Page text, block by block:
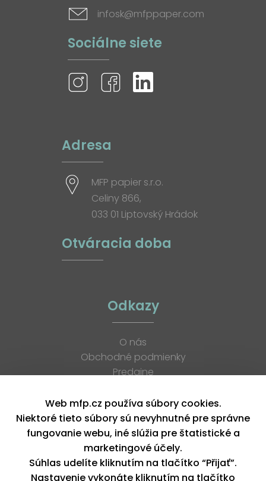
infosk@mfppaper.com
Sociálne siete
Adresa
MFP papier s.r.o.
Celiny 866,
033 01 Liptovský Hrádok
Otváracia doba
Odkazy
O nás
Obchodné podmienky
Predajne
K stiahnutiu
Blog
Kontakt
Kariéra
XML feed
Web mfp.cz používa súbory cookies.
Niektoré tieto súbory sú nevyhnutné pre správne
fungovanie webu, iné slúžia pre štatistické a
marketingové účely.
Súhlas udelíte kliknutím na tlačítko “Přijať”.
Nastavenie vykonáte kliknutím na tlačítko